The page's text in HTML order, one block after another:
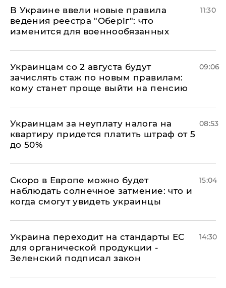
В Украине ввели новые правила
ведения реестра "Оберіг": что
изменится для военнообязанных
11:30
Украинцам со 2 августа будут
зачислять стаж по новым правилам:
кому станет проще выйти на пенсию
09:06
Украинцам за неуплату налога на
квартиру придется платить штраф от 5
до 50%
08:53
Скоро в Европе можно будет
наблюдать солнечное затмение: что и
когда смогут увидеть украинцы
15:04
Украина переходит на стандарты ЕС
для органической продукции -
Зеленский подписал закон
14:30